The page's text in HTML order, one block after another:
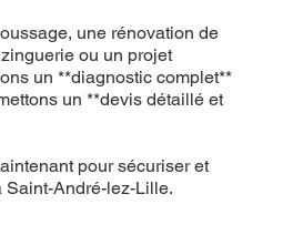
une rénovation de
ou un projet
un **diagnostic complet**
un **devis détaillé et
pour sécuriser et
Saint-André-lez-Lille.